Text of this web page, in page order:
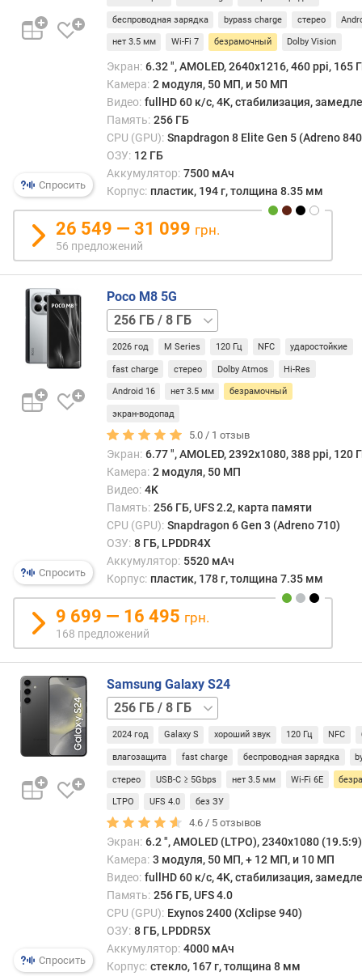
и
п
и
к
ц
и
я
т
и
е
м
к
а
р
т
ы
т
е
e
Спросить
16 ГБ
16 ГБ
беспроводная зарядка bypass charge стерео
нет 3.5 мм Wi-Fi 7 безрамочный Dolby Vision
Экран: 6.32 ", AMOLED, 2640x1216, 460 ppi, 165
Камера: 2 модуля, 50 МП, и 50 МП
Видео: fullHD 60 к/с, 4K, стабилизация,
Память: 256 ГБ
CPU (GPU): Snapdragon 8 Elite Gen 5 (Adreno
ОЗУ: 12 ГБ
Аккумулятор: 7500 мАч
Корпус: пластик, 194 г, толщина 8.35 мм
26 549 — 31 099 грн.
56 предложений
Спросить
Poco M8 5G
512 ГБ
/
8 ГБ512 ГБ
12 ГБ
2026 год M Series 120 Гц NFC ударостойкие
fast charge стерео Dolby Atmos Hi-Res
Android 16 нет 3.5 мм безрамочный
экран-водопад
5.0 / 1 отзыв
Экран: 6.77 ", AMOLED, 2392x1080, 388 ppi, 120
Камера: 2 модуля, 50 МП
Видео: 4K
Память: 256 ГБ, UFS 2.2, карта памяти
CPU (GPU): Snapdragon 6 Gen 3 (Adreno 710)
ОЗУ: 8 ГБ, LPDDR4X
Аккумулятор: 5520 мАч
Корпус: пластик, 178 г, толщина 7.35 мм
9 699 — 16 495 грн.
168 предложений
Спросить
Samsung Galaxy S24
128 ГБ
/
8 ГБ256 ГБ
8 ГБ
2024 год Galaxy S хороший звук 120 Гц NFC
влагозащита fast charge беспроводная зарядка
стерео USB-C ≥ 5Gbps нет 3.5 мм Wi-Fi 6E
LTPO UFS 4.0 без ЗУ
4.6 / 5 отзывов
Экран: 6.2 ", AMOLED (LTPO), 2340x1080
Камера: 3 модуля, 50 МП, + 12 МП, и 10 МП
Видео: fullHD 60 к/с, 4K, стабилизация,
Память: 256 ГБ, UFS 4.0
CPU (GPU): Exynos 2400 (Xclipse 940)
ОЗУ: 8 ГБ, LPDDR5X
Аккумулятор: 4000 мАч
Корпус: стекло, 167 г, толщина 8 мм